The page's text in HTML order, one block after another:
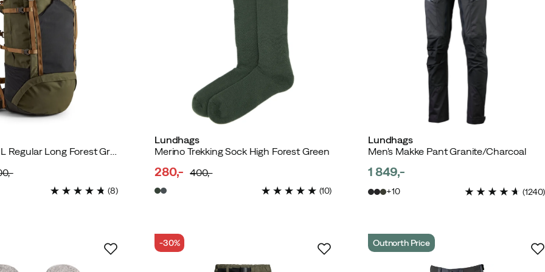
Saruk Pro 90 L Regular Long Forest Green
(8)
Lundhags
Merino Trekking Sock High Forest Green
discounted
price
280,-
original
price
400,-
(10)
Lundhags
Men's Makke Pant Granite/Charcoal
1 849,-
10 (1240)
-30% Outnorth Price